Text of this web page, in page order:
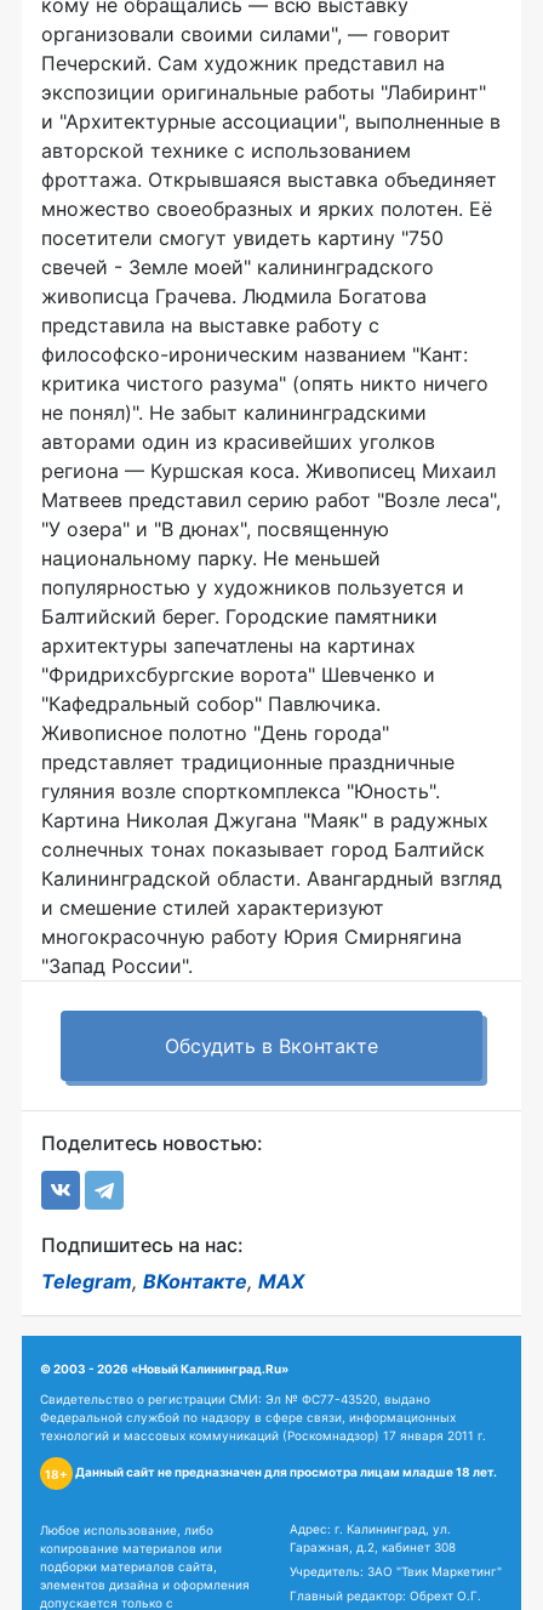
кому не обращались — всю выставку
организовали своими силами", — говорит
Печерский. Сам художник представил на
экспозиции оригинальные работы "Лабиринт"
и "Архитектурные ассоциации", выполненные в
авторской технике с использованием
фроттажа. Открывшаяся выставка объединяет
множество своеобразных и ярких полотен. Её
посетители смогут увидеть картину "750
свечей - Земле моей" калининградского
живописца Грачева. Людмила Богатова
представила на выставке работу с
философско-ироническим названием "Кант:
критика чистого разума" (опять никто ничего
не понял)". Не забыт калининградскими
авторами один из красивейших уголков
региона — Куршская коса. Живописец Михаил
Матвеев представил серию работ "Возле леса",
"У озера" и "В дюнах", посвященную
национальному парку. Не меньшей
популярностью у художников пользуется и
Балтийский берег. Городские памятники
архитектуры запечатлены на картинах
"Фридрихсбургские ворота" Шевченко и
"Кафедральный собор" Павлючика.
Живописное полотно "День города"
представляет традиционные праздничные
гуляния возле спорткомплекса "Юность".
Картина Николая Джугана "Маяк" в радужных
солнечных тонах показывает город Балтийск
Калининградской области. Авангардный взгляд
и смешение стилей характеризуют
многокрасочную работу Юрия Смирнягина
"Запад России".
Обсудить в Вконтакте
Поделитесь новостью:
Подпишитесь на нас:
Telegram, ВКонтакте, MAX
© 2003 - 2026 «Новый Калининград.Ru»
Свидетельство о регистрации СМИ: Эл № ФС77-43520, выдано
Федеральной службой по надзору в сфере связи, информационных
технологий и массовых коммуникаций (Роскомнадзор) 17 января 2011 г.
18+ Данный сайт не предназначен для просмотра лицам младше 18 лет.
Любое использование, либо
копирование материалов или
подборки материалов сайта,
элементов дизайна и оформления
допускается только с
Адрес: г. Калининград, ул.
Гаражная, д.2, кабинет 308
Учредитель: ЗАО "Твик Маркетинг"
Главный редактор: Обрехт О.Г.